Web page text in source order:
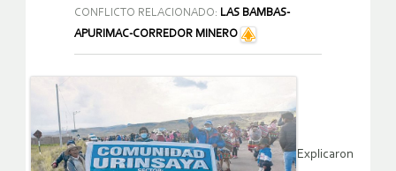
CONFLICTO RELACIONADO: LAS BAMBAS-
APURIMAC-CORREDOR MINERO
Explicaron